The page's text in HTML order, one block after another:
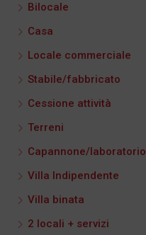
Bilocale
Casa
Locale commerciale
Stabile/fabbricato
Cessione attività
Terreni
Capannone/laboratorio
Villa Indipendente
Villa binata
2 locali + servizi